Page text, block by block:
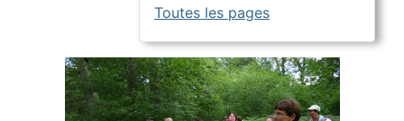
Toutes les pages